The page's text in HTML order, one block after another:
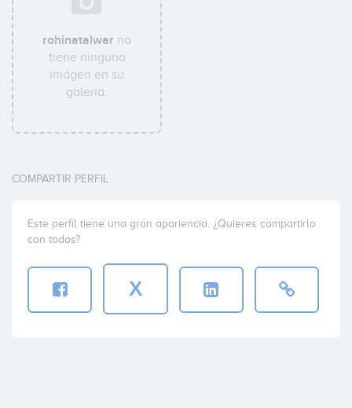
rohinatalwar no
tiene ninguna
imágen en su
galería.
COMPARTIR PERFIL
Este perfil tiene una gran apariencia. ¿Quieres compartirlo
con todos?
X